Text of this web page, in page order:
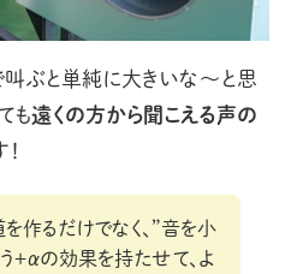
叫ぶと単純に大きいな〜と思
も遠くの方から聞こえる声の
作るだけでなく、”音を小
＋αの効果を持たせて、よ